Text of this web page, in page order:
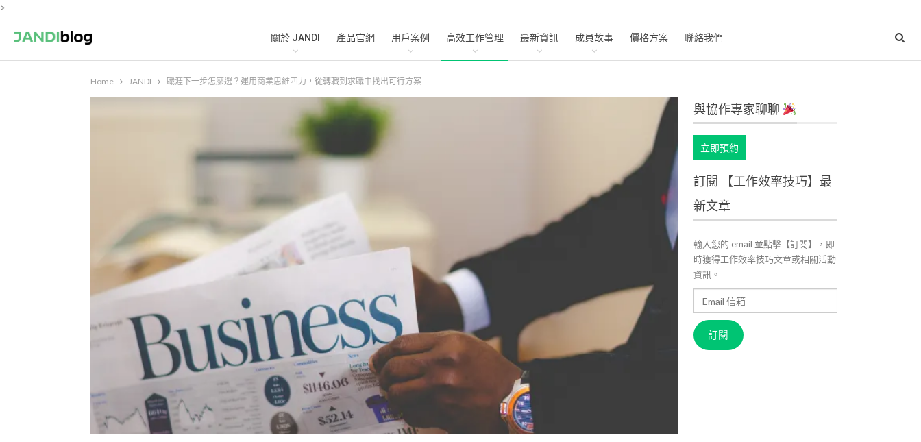
>
關於 JANDI 產品官網 用戶案例 高效工作管理 最新資訊 成員故事 價格方案 聯絡我們
Home JANDI 職涯下一步怎麼選？運用商業思維四力，從轉職到求職中找出可行方案
與協作專家聊聊
立即預約
訂閱 【工作效率技巧】最
新文章
輸入您的 email 並點擊【訂閱】，即
時獲得工作效率技巧文章或相關活動
資訊。
信
箱
訂閱